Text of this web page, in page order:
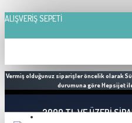
ALIŞVERIŞ SEPETI
Vermiş olduğunuz siparişler öncelik olarak
durumuna göre Hepsijet
2000 TL VE ÜZERI